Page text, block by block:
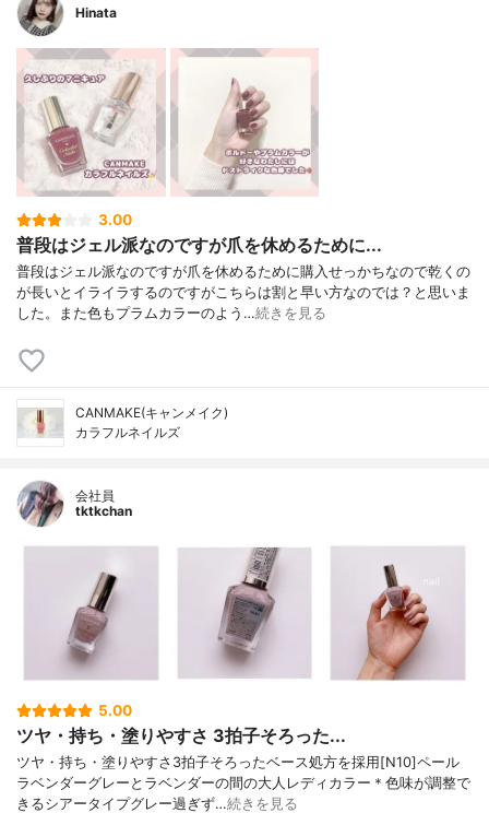
Hinata
3.00
普段はジェル派なのですが爪を休めるために...
普段はジェル派なのですが爪を休めるために購入せっかちなので乾くの
が長いとイライラするのですがこちらは割と早い方なのでは？と思いま
した。また色もプラムカラーのよう…続きを見る
CANMAKE(キャンメイク)
カラフルネイルズ
会社員
tktkchan
5.00
ツヤ・持ち・塗りやすさ 3拍子そろった...
ツヤ・持ち・塗りやすさ3拍子そろったベース処方を採用[N10]ペール
ラベンダーグレーとラベンダーの間の大人レディカラー＊色味が調整で
きるシアータイプグレー過ぎず…続きを見る